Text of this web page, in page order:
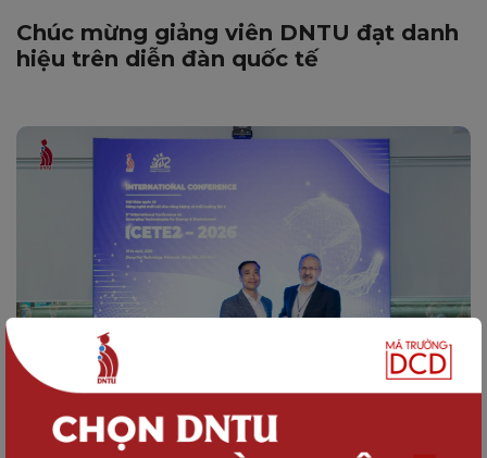
Chúc mừng giảng viên DNTU đạt danh
hiệu trên diễn đàn quốc tế
HOẠT ĐỘNG DNTU